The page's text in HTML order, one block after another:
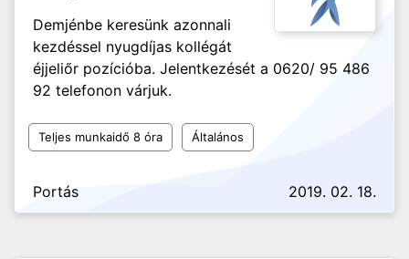
Demjénbe keresünk azonnali
kezdéssel nyugdíjas kollégát
éjjeliőr pozícióba. Jelentkezését a 0620/ 95 486
92 telefonon várjuk.
Teljes munkaidő 8 óra Általános
Portás 2019. 02. 18.